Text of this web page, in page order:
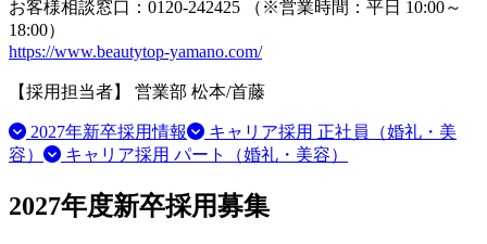
お客様相談窓口：0120-242425 （※営業時間：平日 10:00～
18:00）
https://www.beautytop-yamano.com/
【採用担当者】 営業部 松本/首藤
2027年新卒採用情報
キャリア採用 正社員（婚礼・美
容）
キャリア採用 パート（婚礼・美容）
2027年度新卒採用募集